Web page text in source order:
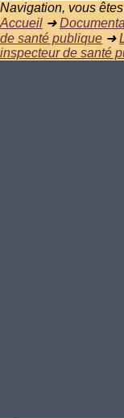
Navigation, vous
Accueil ➜
de santé publique ➜
inspecteur de santé